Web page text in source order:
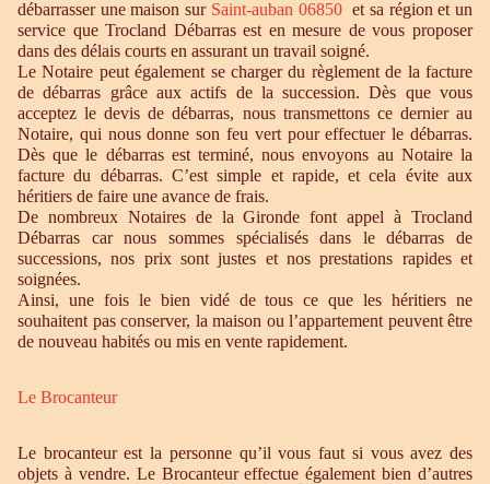
débarrasser une maison sur Saint-auban 06850et sa région et un
service que Trocland Débarras est en mesure de vous proposer
dans des délais courts en assurant un travail soigné.
Le Notaire peut également se charger du règlement de la facture
de débarras grâce aux actifs de la succession. Dès que vous
acceptez le devis de débarras, nous transmettons ce dernier au
Notaire, qui nous donne son feu vert pour effectuer le débarras.
Dès que le débarras est terminé, nous envoyons au Notaire la
facture du débarras. C’est simple et rapide, et cela évite aux
héritiers de faire une avance de frais.
De nombreux Notaires de la Gironde font appel à Trocland
Débarras car nous sommes spécialisés dans le débarras de
successions, nos prix sont justes et nos prestations rapides et
soignées.
Ainsi, une fois le bien vidé de tous ce que les héritiers ne
souhaitent pas conserver, la maison ou l’appartement peuvent être
de nouveau habités ou mis en vente rapidement.
Le Brocanteur
Le brocanteur est la personne qu’il vous faut si vous avez des
objets à vendre. Le Brocanteur effectue également bien d’autres